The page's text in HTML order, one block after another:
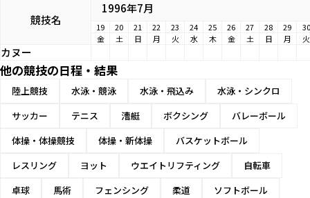
競技名
1996年7月
19 20 21 22 23 24 25 26 27 28 29
30
金
土 日 月 火 水 木 金 土 日 月 火
カヌー
他の競技の日程・結果
陸上競技 水泳・競泳 水泳・飛込み
水泳・シンクロ
サッカー
テニス 漕艇 ボクシング
バレーボール
体操・体操競技
体操・新体操
バスケットボール
レスリング
ヨット ウエイトリフティング
自転車
卓球
馬術 フェンシング 柔道
ソフトボール